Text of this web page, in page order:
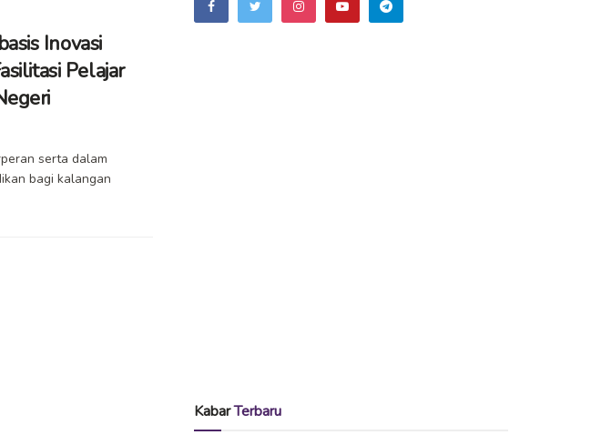
Inovasi
Pelajar
serta dalam
bagi kalangan
KabarTerbaru